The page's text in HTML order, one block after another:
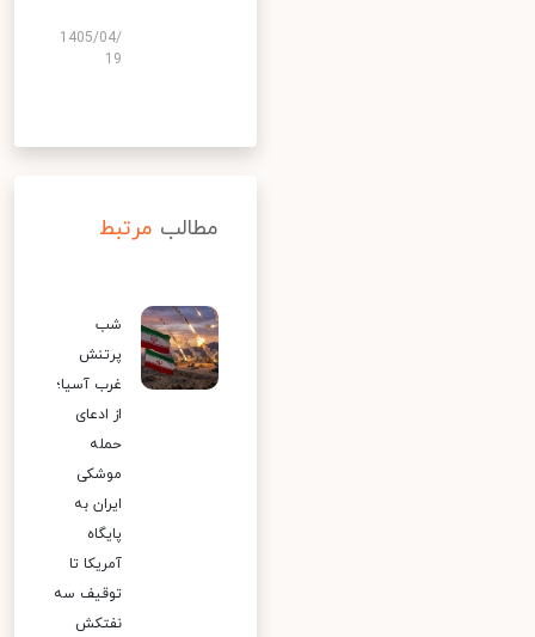
1405/04/
19
مطالب مرتبط
شب
پرتنش
غرب آسیا؛
از ادعای
حمله
موشکی
ایران به
پایگاه
آمریکا تا
توقیف سه
نفتکش